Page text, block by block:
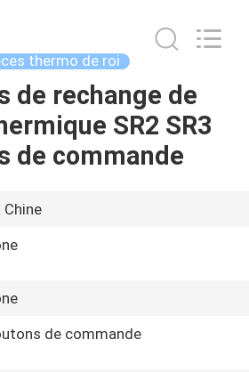
thermo de roi
de rechange de
SR2 SR3
de commande
Chine
de commande